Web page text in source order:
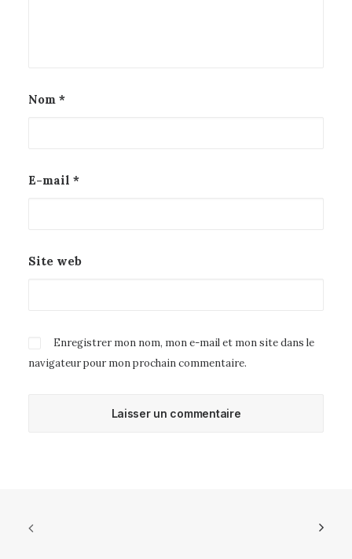
Nom *
E-mail *
Site web
Enregistrer mon nom, mon e-mail et mon site dans le
navigateur pour mon prochain commentaire.